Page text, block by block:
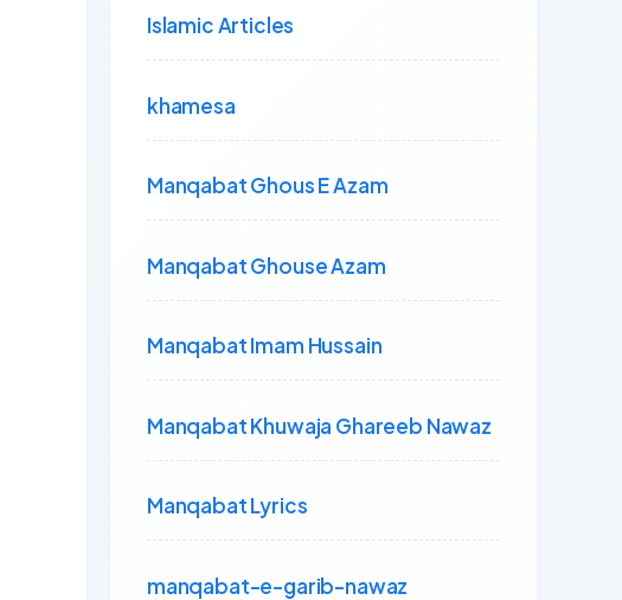
Islamic Articles
khamesa
Manqabat Ghous E Azam
Manqabat Ghouse Azam
Manqabat Imam Hussain
Manqabat Khuwaja Ghareeb Nawaz
Manqabat Lyrics
manqabat-e-garib-nawaz